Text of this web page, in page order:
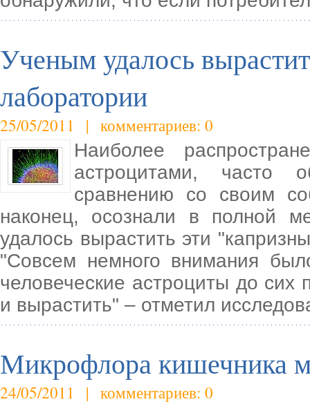
Ученым удалось
лаборатории
25/05/2011 | комментариев: 0
Наиболее
астроцитами, часто
сравнению со своим
наконец, осознали в полной
удалось вырастить эти
"Совсем немного внимания
человеческие астроциты до
и вырастить" – отметил
Микрофлора кишечника
24/05/2011 | комментариев: 0